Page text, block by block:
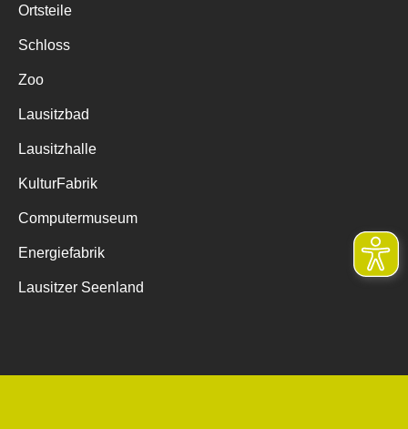
Ortsteile
Schloss
Zoo
Lausitzbad
Lausitzhalle
KulturFabrik
Computermuseum
Energiefabrik
Lausitzer Seenland